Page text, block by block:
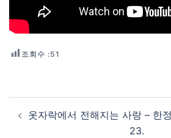
조회수 :51
Post navigation
옷자락에서 전해지는 사랑 – 한
23.